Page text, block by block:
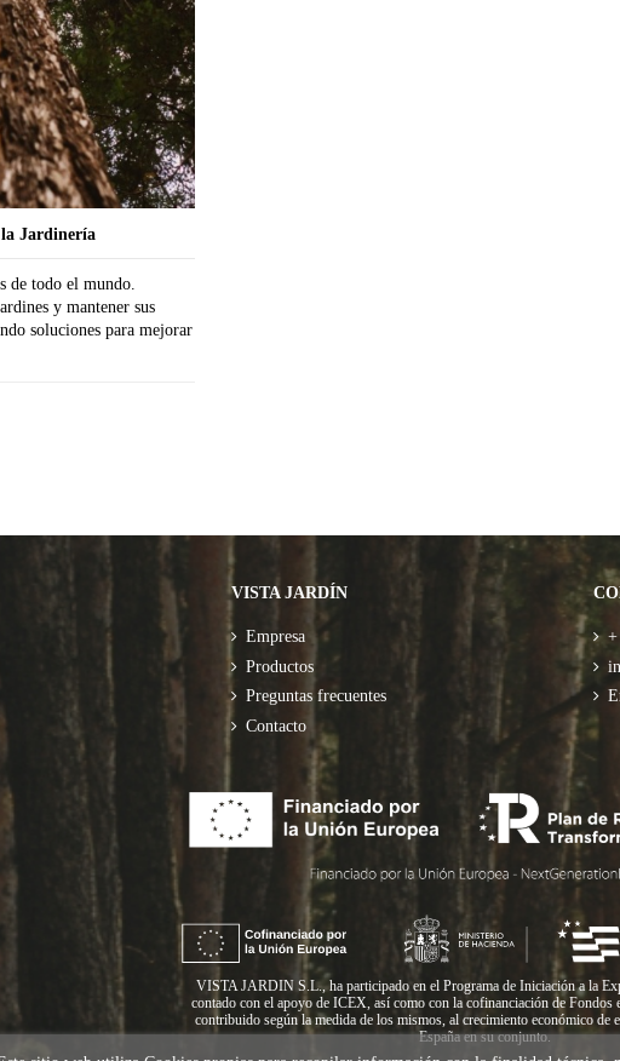
la Jardinería
de todo el mundo.
y mantener sus
soluciones para mejorar
VISTA JARDÍN
Empresa
Productos
Preguntas frecuentes
Contacto
+
VISTA JARDIN S.L., ha participado en el Programa de Iniciación a la
contado con el apoyo de ICEX, así como con la cofinanciación de Fondos
contribuido según la medida de los mismos, al crecimiento económico de
España en su conjunto.